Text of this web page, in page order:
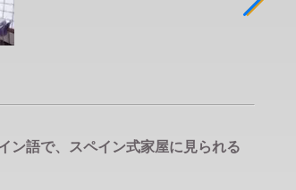
ン語で、スペイン式家屋に見られる